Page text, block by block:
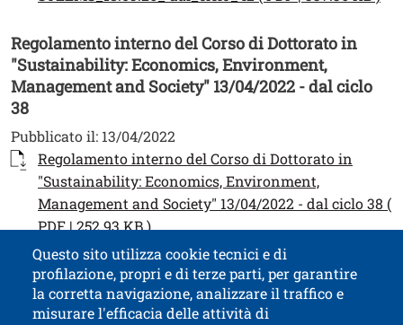
Regolamento interno del Corso di Dottorato in
"Sustainability: Economics, Environment,
Management and Society" 13/04/2022 - dal ciclo
38
Pubblicato il: 13/04/2022
Documento
Regolamento interno del Corso di Dottorato in
"Sustainability: Economics, Environment,
Management and Society" 13/04/2022 - dal ciclo 38 (
PDF | 252.93 KB )Apri il link in una nuova finestra
Contatti
Titolo contatti
Questo sito utilizza cookie tecnici e di
profilazione, propri e di terze parti, per garantire
la corretta navigazione, analizzare il traffico e
misurare l'efficacia delle attività di